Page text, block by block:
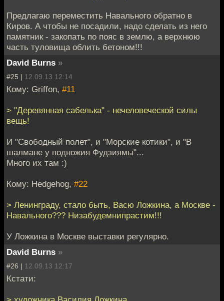
Предлагаю переместить Навального обратно в
Киров. А чтобы не посадили, надо сделать из него
памятник - закопать по пояс в землю, а верхнюю
часть туловища облить бетоном!!!
David Burns »
#25 | 12.09.13 12:14
Кому: Griffon, #11
> "Деревянная сабелька" - нечеловеческой силы
вещь!
И "Свободный полет", и "Морские котики", и "В
шалмане у подножия Фудзиямы"...
Много их там :)
Кому: Hedgehog, #22
> Ленинграду, стало быть, Васю Ложкина, а Москве -
Навального??? Низабудемнипрастим!!!
У Ложкина в Москве выставки регулярно.
David Burns »
#26 | 12.09.13 12:17
Кстати: